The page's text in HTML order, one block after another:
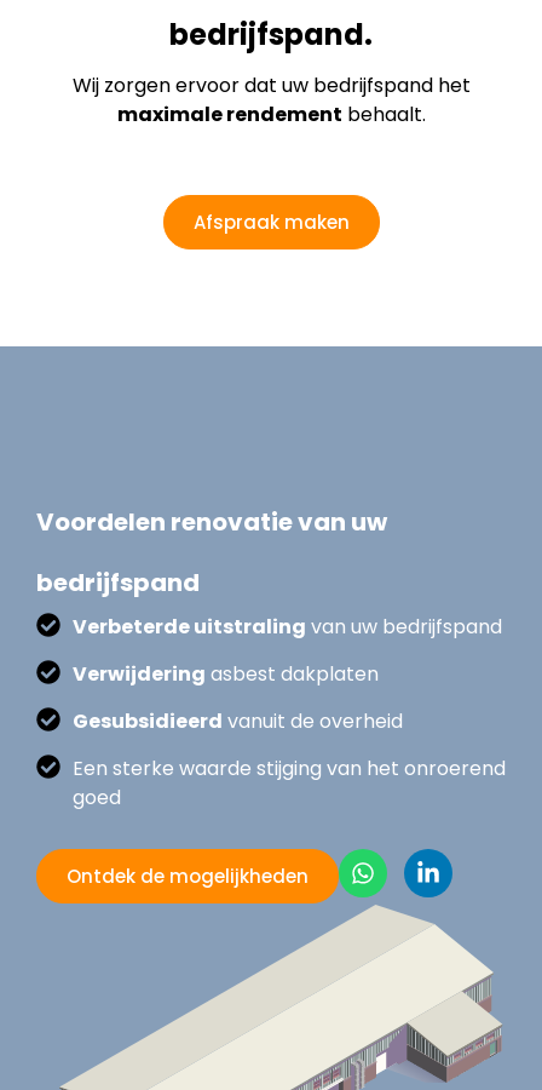
bedrijfspand.
Wij zorgen ervoor dat uw bedrijfspand het
maximale rendement behaalt.
Afspraak maken
Voordelen renovatie van uw
bedrijfspand
Verbeterde uitstraling van uw bedrijfspand
Verwijdering asbest dakplaten
Gesubsidieerd vanuit de overheid
Een sterke waarde stijging van het onroerend
goed
Ontdek de mogelijkheden